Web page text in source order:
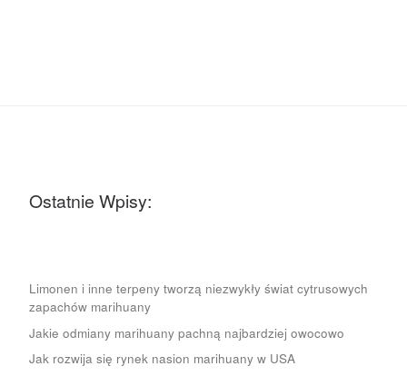
Ostatnie Wpisy:
Limonen i inne terpeny tworzą niezwykły świat cytrusowych
zapachów marihuany
Jakie odmiany marihuany pachną najbardziej owocowo
Jak rozwija się rynek nasion marihuany w USA